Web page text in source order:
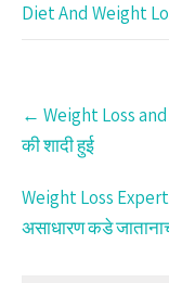
Diet And Weight
navigation
← Weight Loss
की शादी हुई
Weight Loss
असाधारण कडे